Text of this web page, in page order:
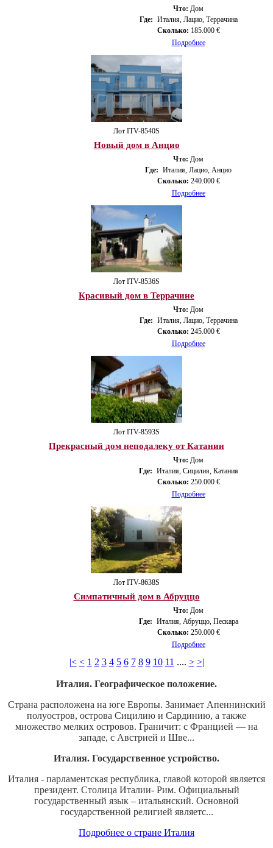
Что: Дом
Где: Италия, Лацио, Террачина
Сколько: 185.000 €
Подробнее
Лот ITV-8540S
Новый дом в Анцио
Что: Дом
Где: Италия, Лацио, Анцио
Сколько: 240.000 €
Подробнее
Лот ITV-8536S
Красивый дом в Террачине
Что: Дом
Где: Италия, Лацио, Террачина
Сколько: 245.000 €
Подробнее
Лот ITV-8593S
Прекрасный дом неподалеку от Катании
Что: Дом
Где: Италия, Сицилия, Катания
Сколько: 250.000 €
Подробнее
Лот ITV-8638S
Симпатичный дом в Абруццо
Что: Дом
Где: Италия, Абруццо, Пескара
Сколько: 250.000 €
Подробнее
|< < 1 2 3 4 5 6 7 8 9 10 11 .... > >|
Италия. Географическое положение.
Страна расположена на юге Европы. Занимает Апеннинский
полуостров, острова Сицилию и Сардинию, а также
множество мелких островов. Граничит: с Францией — на
западе, с Австрией и Шве...
Италия. Государственное устройство.
Италия - парламентская республика, главой которой является
президент. Столица Италии- Рим. Официальный
государственный язык – итальянский. Основной
государственной религией являетс...
Подробнее о стране Италия